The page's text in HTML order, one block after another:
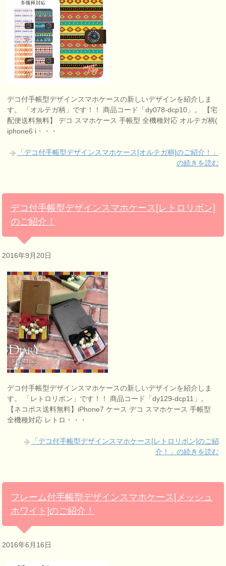
デコ付手帳型デザインスマホケースの新しいデザインを紹介しま
す。 「オルテガ柄」です！！ 商品コード「dy078-dcp10」。 【宅
配便送料無料】 デコ スマホケース 手帳型 全機種対応 オルテガ柄(
iphone6 i・・・
「デコ付手帳型デザインスマホケース[オルテガ柄]のご紹介！」
の続きを読む
デコ付手帳型デザインスマホケース[レトロリボン]
のご紹介！
2016年9月20日
デコ付手帳型デザインスマホケースの新しいデザインを紹介しま
す。 「レトロリボン」です！！ 商品コード「dy129-dcp11」。
【ネコポス送料無料】iPhone7 ケース デコ スマホケース 手帳型
全機種対応 レトロ・・・
「デコ付手帳型デザインスマホケース[レトロリボン]のご紹
介！」の続きを読む
フレーム付手帳型デザインスマホケース[メッシュ
ホワイト]のご紹介！
2016年6月16日